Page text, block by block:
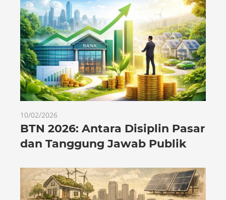
10/02/2026
BTN 2026: Antara Disiplin Pasar
dan Tanggung Jawab Publik